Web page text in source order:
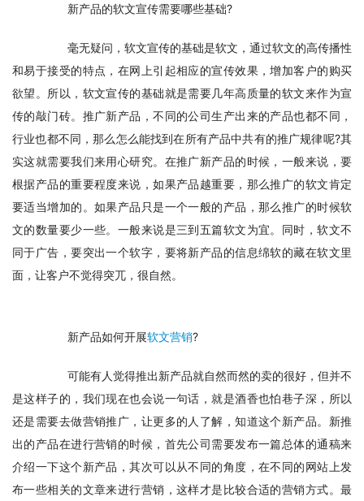
新产品的软文宣传需要哪些基础?
毫无疑问，软文宣传的基础是软文，通过软文的高传播性
和易于接受的特点，在网上引起相应的宣传效果，增加客户的购买
欲望。所以，软文宣传的基础就是需要几年高质量的软文来作为宣
传的敲门砖。推广新产品，不同的公司生产出来的产品也都不同，
行业也都不同，那么怎么能找到在所有产品中共有的推广规律呢?其
实这就需要我们来用心研究。在推广新产品的时候，一般来说，要
根据产品的重要程度来说，如果产品越重要，那么推广的软文肯定
要适当增加的。如果产品只是一个一般的产品，那么推广的时候软
文的数量要少一些。一般来说是三到五篇软文为宜。同时，软文不
同于广告，要突出一个软字，要将新产品的信息绵软的藏在软文里
面，让客户不觉得突兀，很自然。
新产品如何开展软文营销?
可能有人觉得推出新产品就自然而然的卖的很好，但并不
是这样子的，我们现在也会说一句话，就是酒香也怕巷子深，所以
还是需要去做营销推广，让更多的人了解，知道这个新产品。新推
出的产品在进行营销的时候，首先公司需要发布一篇总体的通稿来
介绍一下这个新产品，其次可以从不同的角度，在不同的网站上发
布一些相关的文章来进行营销，这样才是比较合适的营销方式。最